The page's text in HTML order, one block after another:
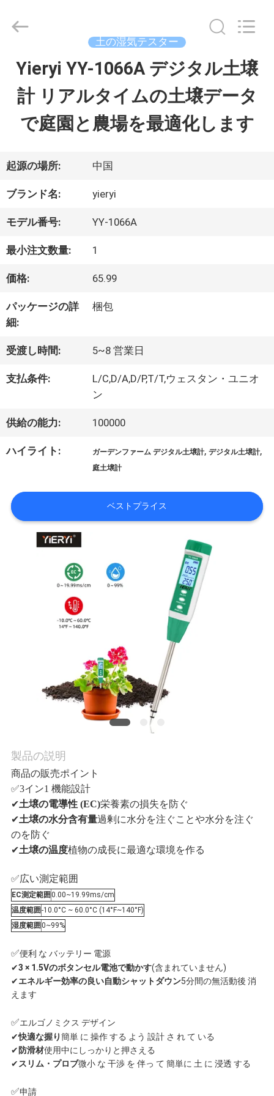
ホ
ー
製
品
企
業
情
報
会
案
内
品
質
せ
ニ
ュ
ス
す
べ
て
の
場
2026
Technology
Reserved.
土の湿気テスター
Yieryi YY-1066A デジタル土壌
計 リアルタイムの土壌データ
で庭園と農場を最適化します
起源の場所: 中国
ブランド名: yieryi
モデル番号: YY-1066A
最小注文数量: 1
価格: 65.99
パッケージの詳
細:
梱包
受渡し時間: 5~8 営業日
支払条件:
L/C,D/A,D/P,T/T,ウェスタン・ユニオ
ン
供給の能力: 100000
ハイライト: ガーデンファーム デジタル土壌計,デジタル土壌計,
庭土壌計
ベストプライス
製品の説明
商品の販売ポイント
✅3イン1 機能設計
✔土壌の電導性 (EC)栄養素の損失を防ぐ
✔土壌の水分含有量過剰に水分を注ぐことや水分を注ぐ
のを防ぐ
✔土壌の温度植物の成長に最適な環境を作る
✅広い測定範囲
EC測定範囲 0.00~19.99ms/cm
温度範囲 -10.0°C ~ 60.0°C (14°F~140°F)
湿度範囲 0~99%
✅便利 な バッテリー 電源
✔3 × 1.5Vのボタンセル電池で動かす(含まれていません)
✔エネルギー効率の良い自動シャットダウン5分間の無活動後 消
えます
✅エルゴノミクス デザイン
✔快適な握り簡単 に 操作 する よう 設計 さ れ て いる
✔ 防滑材使用中にしっかりと押さえる
✔スリム・プロブ微小 な 干渉 を 伴っ て 簡単に 土 に 浸透 する
✅申請